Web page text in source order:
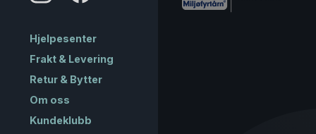
Hjelpesenter
Frakt & Levering
Retur & Bytter
Om oss
Kundeklubb